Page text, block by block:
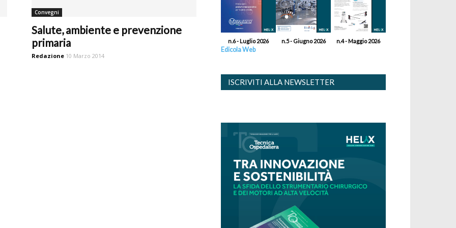
Convegni
Salute, ambiente e prevenzione
primaria
Redazione 10 Marzo 2014
n.6 - Luglio 2026 n.5 - Giugno 2026 n.4 - Maggio 2026
Edicola Web
ISCRIVITI ALLA NEWSLETTER